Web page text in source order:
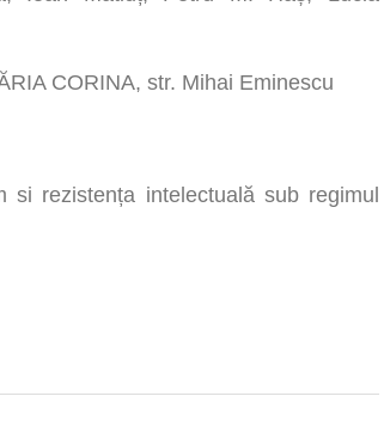
CORINA, str. Mihai Eminescu
si rezistența intelectuală sub regimul